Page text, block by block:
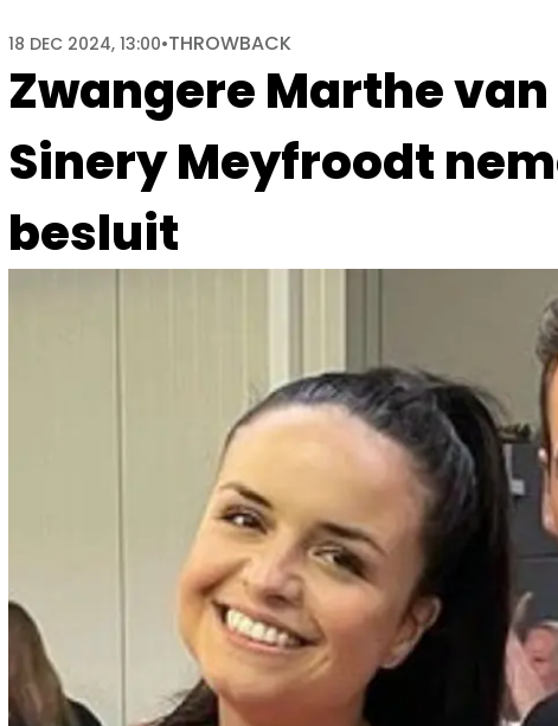
Zwangere Marthe
Sinery Meyfroodt
besluit
18 DEC 2024, 13:00•THROWBACK